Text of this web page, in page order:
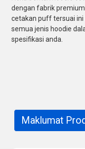
dengan fabrik
cetakan puff tersuai
semua jenis hoodie
spesifikasi anda.
Maklumat